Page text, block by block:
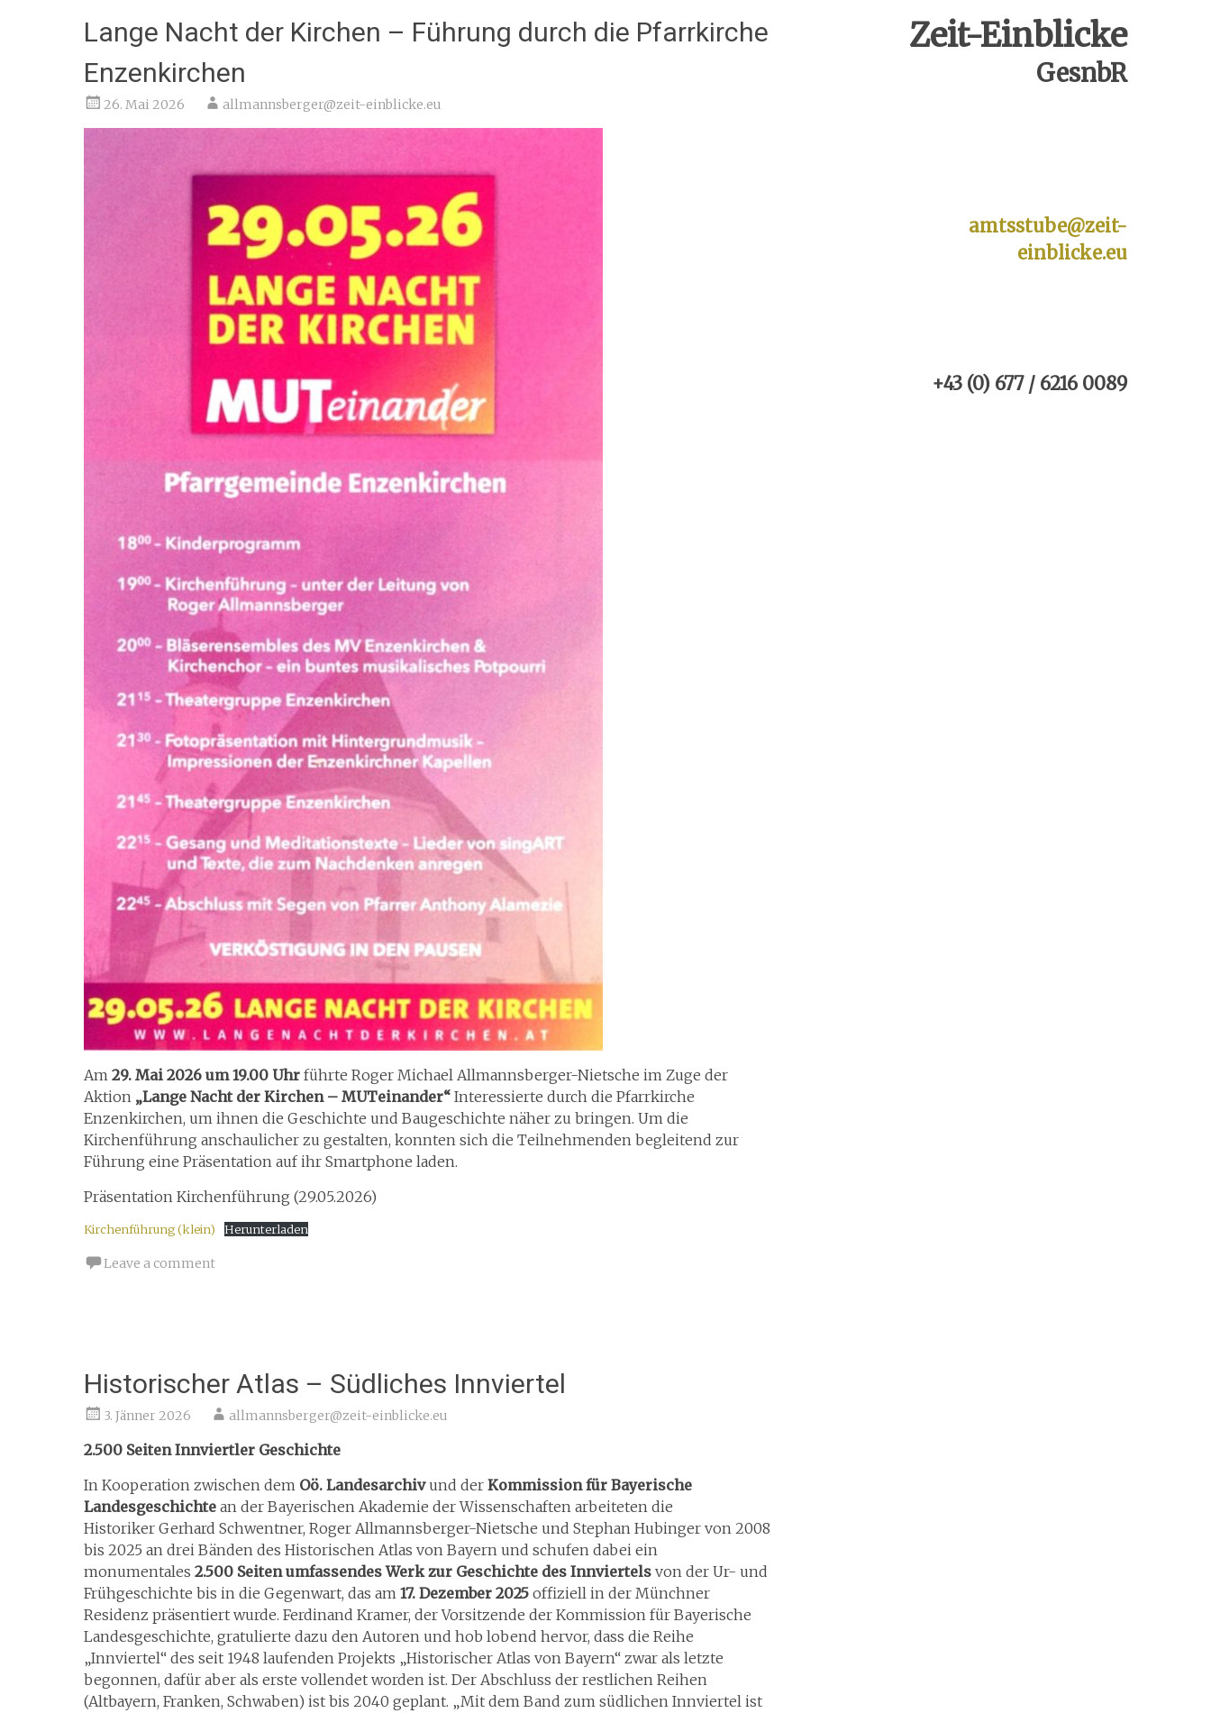
Lange Nacht der Kirchen – Führung durch die Pfarrkirche
Enzenkirchen
26. Mai 2026 allmannsberger@zeit-einblicke.eu
Am 29. Mai 2026 um 19.00 Uhr führte Roger Michael Allmannsberger-Nietsche im Zuge der
Aktion „Lange Nacht der Kirchen – MUTeinander“ Interessierte durch die Pfarrkirche
Enzenkirchen, um ihnen die Geschichte und Baugeschichte näher zu bringen. Um die
Kirchenführung anschaulicher zu gestalten, konnten sich die Teilnehmenden begleitend zur
Führung eine Präsentation auf ihr Smartphone laden.
Präsentation Kirchenführung (29.05.2026)
Kirchenführung (klein) Herunterladen
Leave a comment
Historischer Atlas – Südliches Innviertel
3. Jänner 2026 allmannsberger@zeit-einblicke.eu
2.500 Seiten Innviertler Geschichte
In Kooperation zwischen dem Oö. Landesarchivund der Kommission für Bayerische
Landesgeschichte an der Bayerischen Akademie der Wissenschaften arbeiteten die
Historiker Gerhard Schwentner, Roger Allmannsberger-Nietsche und Stephan Hubinger von 2008
bis 2025 an drei Bänden des Historischen Atlas von Bayern und schufen dabei ein
monumentales 2.500 Seiten umfassendes Werk zur Geschichte des Innviertels von der Ur- und
Frühgeschichte bis in die Gegenwart, das am 17. Dezember 2025 offiziell in der Münchner
Residenz präsentiert wurde. Ferdinand Kramer, der Vorsitzende der Kommission für Bayerische
Landesgeschichte, gratulierte dazu den Autoren und hob lobend hervor, dass die Reihe
„Innviertel“ des seit 1948 laufenden Projekts „Historischer Atlas von Bayern“ zwar als letzte
begonnen, dafür aber als erste vollendet worden ist. Der Abschluss der restlichen Reihen
(Altbayern, Franken, Schwaben) ist bis 2040 geplant. „Mit dem Band zum südlichen Innviertel ist
Zeit-Einblicke
GesnbR
amtsstube@zeit-
einblicke.eu
+43 (0) 677 / 6216 0089